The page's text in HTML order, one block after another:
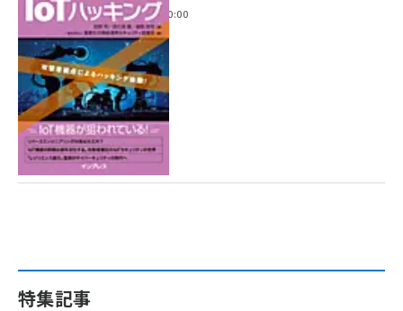
2022年6月14日 0:00
特集記事